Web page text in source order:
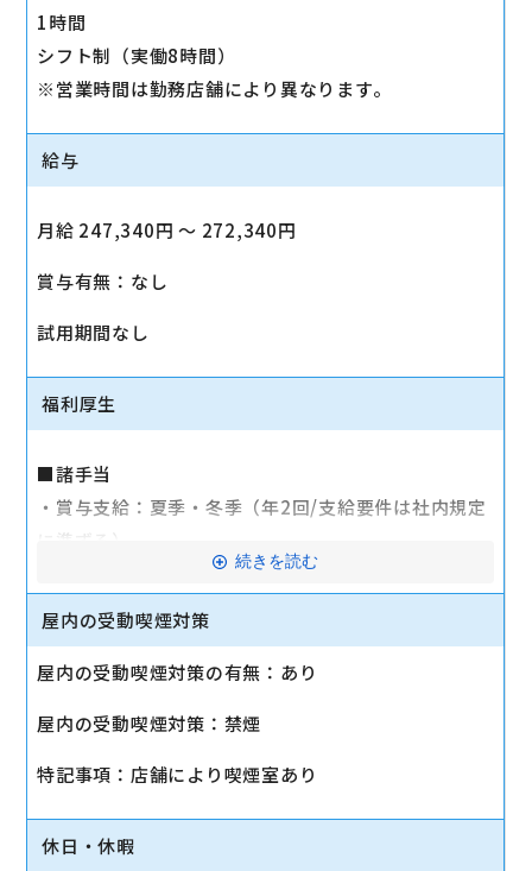
1時間
シフト制（実働8時間）
※営業時間は勤務店舗により異なります。
給与
月給 247,340円 〜 272,340円
賞与有無：なし
試用期間なし
福利厚生
■諸手当
・賞与支給：夏季・冬季（年2回/支給要件は社内規定
に準ずる）
・時間外手当あり（平均残業時間：10h/月）
・通勤手当支給（規定あり）
災保険）
・入社時に研修有（職種・地域によって研修日程が異
なる）
・制服貸与
続きを読む
屋内の受動喫煙対策
屋内の受動喫煙対策の有無：あり
屋内の受動喫煙対策：禁煙
特記事項：店舗により喫煙室あり
休日・休暇